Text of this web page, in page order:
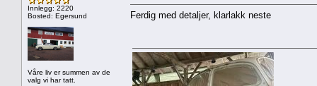
Innlegg: 2220
Bosted: Egersund
Våre liv er summen av de
valg vi har tatt.
Ferdig med detaljer, klarlakk neste